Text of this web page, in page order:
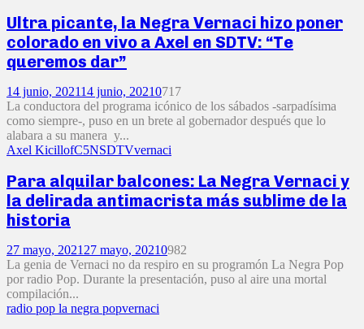
Ultra picante, la Negra Vernaci hizo poner
colorado en vivo a Axel en SDTV: “Te
queremos dar”
14 junio, 202114 junio, 20210717
La conductora del programa icónico de los sábados -sarpadísima
como siempre-, puso en un brete al gobernador después que lo
alabara a su manera y...
Axel KicillofC5NSDTVvernaci
Para alquilar balcones: La Negra Vernaci y
la delirada antimacrista más sublime de la
historia
27 mayo, 202127 mayo, 20210982
La genia de Vernaci no da respiro en su programón La Negra Pop
por radio Pop. Durante la presentación, puso al aire una mortal
compilación...
radio pop la negra popvernaci